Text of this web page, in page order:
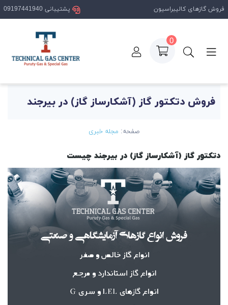
فروش دتکتور گاز (آشکارساز گاز) در بیرجند
صفحه: مجله خبری
دتکتور گاز (آشکارساز گاز) در بیرجند چیست
فروش گازهای کالیبراسیون پشتیبانی 09197441940
0